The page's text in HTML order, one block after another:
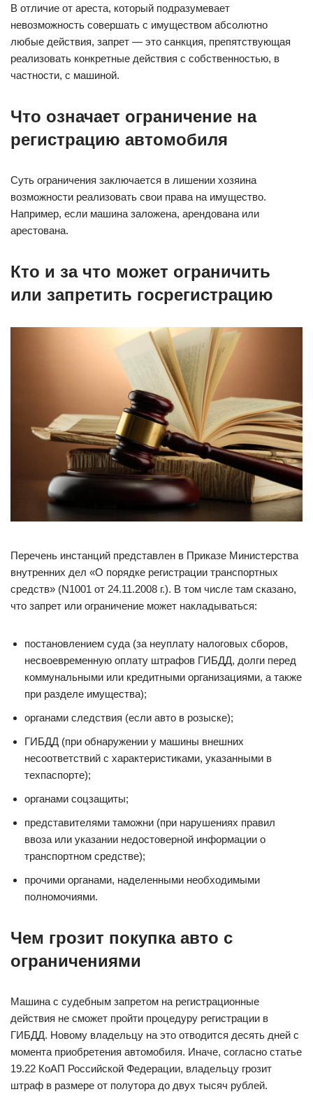
В отличие от ареста, который подразумевает
невозможность совершать с имуществом абсолютно
любые действия, запрет — это санкция, препятствующая
реализовать конкретные действия с собственностью, в
частности, с машиной.
Что означает ограничение на
регистрацию автомобиля
Суть ограничения заключается в лишении хозяина
возможности реализовать свои права на имущество.
Например, если машина заложена, арендована или
арестована.
Кто и за что может ограничить
или запретить госрегистрацию
Перечень инстанций представлен в Приказе Министерства
внутренних дел «О порядке регистрации транспортных
средств» (N1001 от 24.11.2008 г.). В том числе там сказано,
что запрет или ограничение может накладываться:
постановлением суда (за неуплату налоговых сборов,
несвоевременную оплату штрафов ГИБДД, долги перед
коммунальными или кредитными организациями, а также
при разделе имущества);
органами следствия (если авто в розыске);
ГИБДД (при обнаружении у машины внешних
несоответствий с характеристиками, указанными в
техпаспорте);
органами соцзащиты;
представителями таможни (при нарушениях правил
ввоза или указании недостоверной информации о
транспортном средстве);
прочими органами, наделенными необходимыми
полномочиями.
Чем грозит покупка авто с
ограничениями
Машина с судебным запретом на регистрационные
действия не сможет пройти процедуру регистрации в
ГИБДД. Новому владельцу на это отводится десять дней с
момента приобретения автомобиля. Иначе, согласно статье
19.22 КоАП Российской Федерации, владельцу грозит
штраф в размере от полутора до двух тысяч рублей.